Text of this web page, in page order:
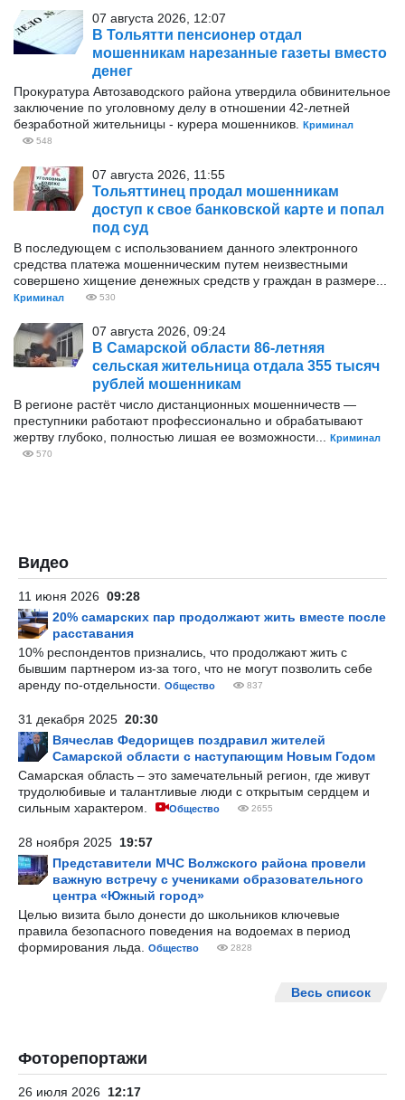
07 августа 2026, 12:07
В Тольятти пенсионер отдал
мошенникам нарезанные газеты вместо
денег
Прокуратура Автозаводского района утвердила обвинительное
заключение по уголовному делу в отношении 42-летней
безработной жительницы - курера мошенников.
Криминал
548
07 августа 2026, 11:55
Тольяттинец продал мошенникам
доступ к свое банковской карте и попал
под суд
В последующем с использованием данного электронного
средства платежа мошенническим путем неизвестными
совершено хищение денежных средств у граждан в размере...
Криминал 530
07 августа 2026, 09:24
В Самарской области 86-летняя
сельская жительница отдала 355 тысяч
рублей мошенникам
В регионе растёт число дистанционных мошенничеств —
преступники работают профессионально и обрабатывают
жертву глубоко, полностью лишая ее возможности...
Криминал
570
Видео
11 июня 2026 09:28
20% самарских пар продолжают жить вместе после
расставания
10% респондентов признались, что продолжают жить с
бывшим партнером из-за того, что не могут позволить себе
аренду по-отдельности.
Общество 837
31 декабря 2025 20:30
Вячеслав Федорищев поздравил жителей
Самарской области с наступающим Новым Годом
Самарская область – это замечательный регион, где живут
трудолюбивые и талантливые люди с открытым сердцем и
сильным характером.
Общество 2655
28 ноября 2025 19:57
Представители МЧС Волжского района провели
важную встречу с учениками образовательного
центра «Южный город»
Целью визита было донести до школьников ключевые
правила безопасного поведения на водоемах в период
формирования льда.
Общество 2828
Весь список
Фоторепортажи
26 июля 2026 12:17